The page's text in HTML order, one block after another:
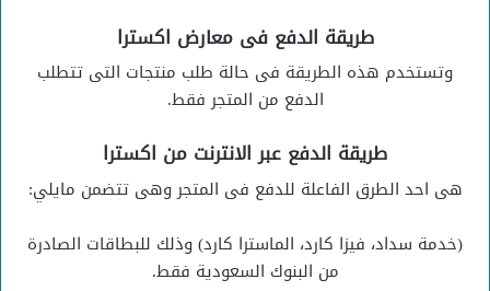
طريقة الدفع فى معارض اكسترا
وتستخدم هذه الطريقة فى حالة طلب منتجات التى تتطلب
الدفع من المتجر فقط.
طريقة الدفع عبر الانترنت من اكسترا
هى احد الطرق الفاعلة للدفع فى المتجر وهى تتضمن مايلي:
(خدمة سداد، فيزا كارد، الماسترا كارد) وذلك للبطاقات الصادرة
من البنوك السعودية فقط.